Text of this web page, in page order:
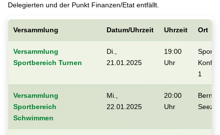
Delegierten und der Punkt Finanzen/Etat entfällt.
Versammlung Datum/Uhrzeit Uhrzeit Ort
Versammlung
Sportbereich Turnen
Di.,
21.01.2025
19:00
Uhr
1
Versammlung
Sportbereich
Schwimmen
Mi.,
22.01.2025
20:00
Uhr